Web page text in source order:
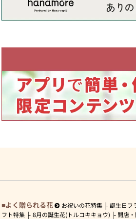
よく贈られる花 お祝いの花特集
誕生日フ
フト特集
8月の誕生花(トルコキキョウ) 開店